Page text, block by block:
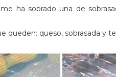
ha sobrado una de
queden: queso, sobrasada y